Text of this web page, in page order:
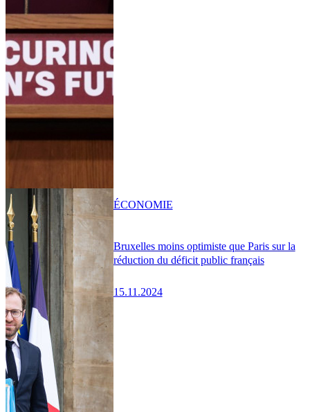
Bruxelles moins optimiste que Paris sur la
réduction du déficit public français
15.11.2024
ÉCONOMIE